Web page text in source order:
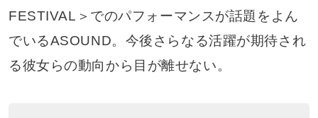
FESTIVAL＞でのパフォーマンスが話題をよん
でいるASOUND。今後さらなる活躍が期待され
る彼女らの動向から目が離せない。